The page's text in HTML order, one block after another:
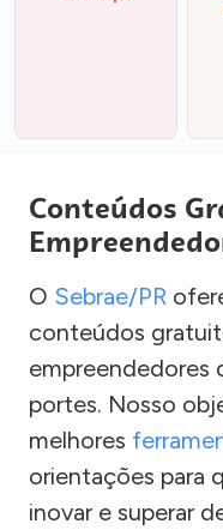
Conteúdos
O Sebrae/PR
conteúdos
empreendedores
portes. Nosso
melhores
orientações para
inovar e superar